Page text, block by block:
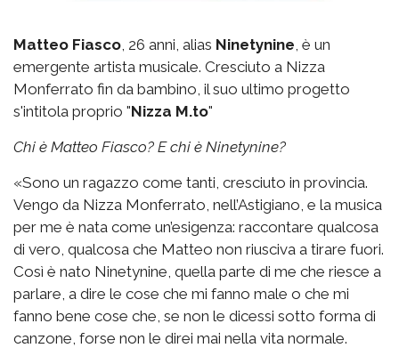
Matteo Fiasco , 26 anni, alias Ninetynine , è un
emergente artista musicale. Cresciuto a Nizza
Monferrato fin da bambino, il suo ultimo progetto
s'intitola proprio "Nizza M.to"
Chi è Matteo Fiasco? E chi è Ninetynine?
«Sono un ragazzo come tanti, cresciuto in provincia.
Vengo da Nizza Monferrato, nell’Astigiano, e la musica
per me è nata come un’esigenza: raccontare qualcosa
di vero, qualcosa che Matteo non riusciva a tirare fuori.
Così è nato Ninetynine, quella parte di me che riesce a
parlare, a dire le cose che mi fanno male o che mi
fanno bene cose che, se non le dicessi sotto forma di
canzone, forse non le direi mai nella vita normale.